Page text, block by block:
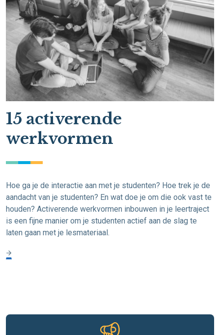
15 activerende
werkvormen
Hoe ga je de interactie aan met je studenten? Hoe trek je de
aandacht van je studenten? En wat doe je om die ook vast te
houden? Activerende werkvormen inbouwen in je leertraject
is een fijne manier om je studenten actief aan de slag te
laten gaan met je lesmateriaal.